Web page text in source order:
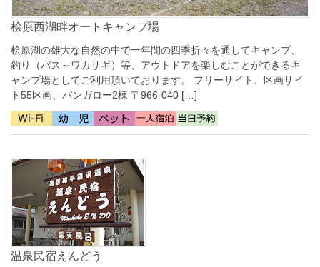
桧原西湖畔オートキャンプ場
桧原湖の雄大な自然の中で一年間の四季折々を通してキャンプ、
釣り（バス～ワカサギ）等、アウトドアを楽しむことができるキ
ャンプ場としてご利用頂いております。 フリーサイト、区画サイ
ト55区画、バンガロー2棟 〒966-040 […]
温泉民宿えんどう